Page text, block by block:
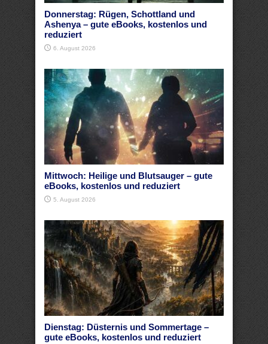
Donnerstag: Rügen, Schottland und
Ashenya – gute eBooks, kostenlos und
reduziert
6. August 2026
Mittwoch: Heilige und Blutsauger – gute
eBooks, kostenlos und reduziert
5. August 2026
Dienstag: Düsternis und Sommertage –
gute eBooks, kostenlos und reduziert